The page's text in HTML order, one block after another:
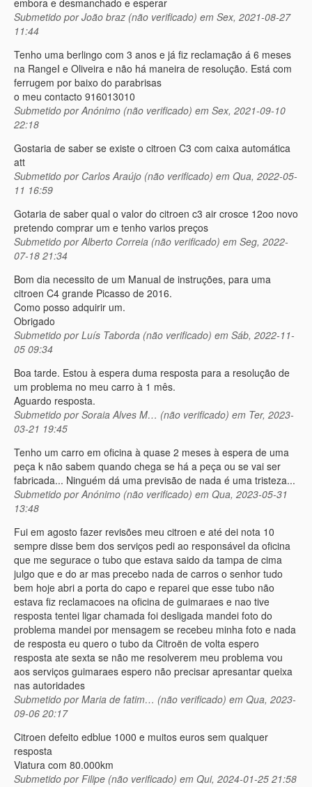
embora e desmanchado e esperar
Submetido porJoão braz (não verificado) em Sex, 2021-08-27
11:44
Tenho uma berlingo com 3 anos e já fiz reclamação á 6 meses
na RangeI e Oliveira e não há maneira de resolução. Está com
ferrugem por baixo do parabrisas
o meu contacto 916013010
Submetido porAnónimo (não verificado) em Sex, 2021-09-10
22:18
Gostaria de saber se existe o citroen C3 com caixa automática
att
Submetido por Carlos Araújo (não verificado) em Qua, 2022-05-
11 16:59
Gotaria de saber qual o valor do citroen c3 air crosce 12oo novo
pretendo comprar um e tenho varios preços
Submetido porAlberto Correia (não verificado) em Seg, 2022-
07-18 21:34
Bom dia necessito de um Manual de instruções, para uma
citroen C4 grande Picasso de 2016.
Como posso adquirir um.
Obrigado
Submetido porLuís Taborda (não verificado) em Sáb, 2022-11-
05 09:34
Boa tarde. Estou à espera duma resposta para a resolução de
um problema no meu carro à 1 mês.
Aguardo resposta.
Submetido porSoraia Alves M… (não verificado) em Ter, 2023-
03-21 19:45
Tenho um carro em oficina à quase 2 meses à espera de uma
peça k não sabem quando chega se há a peça ou se vai ser
fabricada... Ninguém dá uma previsão de nada é uma tristeza...
Submetido porAnónimo (não verificado) em Qua, 2023-05-31
13:48
Fui em agosto fazer revisões meu citroen e até dei nota 10
sempre disse bem dos serviços pedi ao responsável da oficina
que me segurace o tubo que estava saido da tampa de cima
julgo que e do ar mas precebo nada de carros o senhor tudo
bem hoje abri a porta do capo e reparei que esse tubo não
estava fiz reclamacoes na oficina de guimaraes e nao tive
resposta tentei ligar chamada foi desligada mandei foto do
problema mandei por mensagem se recebeu minha foto e nada
de resposta eu quero o tubo da Citroën de volta espero
resposta ate sexta se não me resolverem meu problema vou
aos serviços guimaraes espero não precisar apresantar queixa
nas autoridades
Submetido porMaria de fatim… (não verificado) em Qua, 2023-
09-06 20:17
Citroen defeito edblue 1000 e muitos euros sem qualquer
resposta
Viatura com 80.000km
Submetido porFilipe (não verificado) em Qui, 2024-01-25 21:58